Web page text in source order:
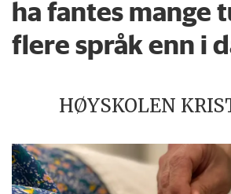
ha fantes mange
flere språk enn i
HØYSKOLEN